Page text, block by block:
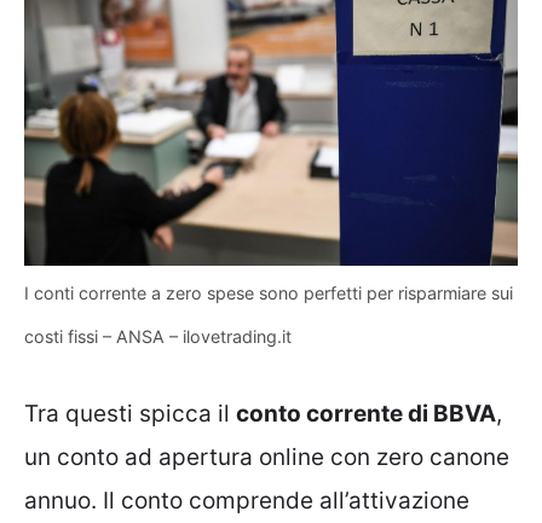
I conti corrente a zero spese sono perfetti per risparmiare sui
costi fissi – ANSA – ilovetrading.it
Tra questi spicca il conto corrente di BBVA,
un conto ad apertura online con zero canone
annuo. Il conto comprende all’attivazione